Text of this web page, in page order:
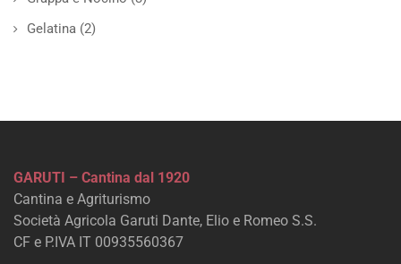
Gelatina (2)
GARUTI – Cantina dal 1920
Cantina e Agriturismo
Società Agricola Garuti Dante, Elio e Romeo S.S.
CF e P.IVA IT 00935560367